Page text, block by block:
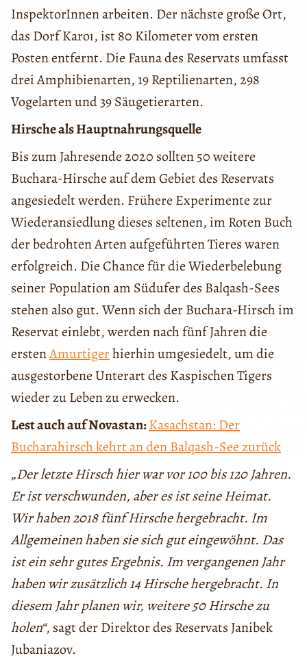
InspektorInnen arbeiten. Der nächste große Ort,
das Dorf Karoı, ist 80 Kilometer vom ersten
Posten entfernt. Die Fauna des Reservats umfasst
drei Amphibienarten, 19 Reptilienarten, 298
Vogelarten und 39 Säugetierarten.
Hirsche als Hauptnahrungsquelle
Bis zum Jahresende 2020 sollten 50 weitere
Buchara-Hirsche auf dem Gebiet des Reservats
angesiedelt werden. Frühere Experimente zur
Wiederansiedlung dieses seltenen, im Roten Buch
der bedrohten Arten aufgeführten Tieres waren
erfolgreich. Die Chance für die Wiederbelebung
seiner Population am Südufer des Balqash-Sees
stehen also gut. Wenn sich der Buchara-Hirsch im
Reservat einlebt, werden nach fünf Jahren die
erstenAmurtigerhierhin umgesiedelt, um die
ausgestorbene Unterart des Kaspischen Tigers
wieder zu Leben zu erwecken.
Lest auch auf Novastan:Kasachstan: Der
Bucharahirsch kehrt an den Balqash-See zurück
„Der letzte Hirsch hier war vor 100 bis 120 Jahren.
Er ist verschwunden, aber es ist seine Heimat.
Wir haben 2018 fünf Hirsche hergebracht. Im
Allgemeinen haben sie sich gut eingewöhnt. Das
ist ein sehr gutes Ergebnis. Im vergangenen Jahr
haben wir zusätzlich 14 Hirsche hergebracht. In
diesem Jahr planen wir, weitere 50 Hirsche zu
holen“, sagt der Direktor des Reservats Janibek
Jubaniazov.